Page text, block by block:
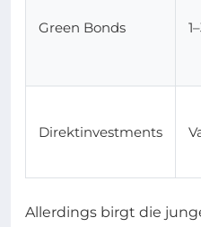
Green Bonds
Direktinvestments
Allerdings birgt die